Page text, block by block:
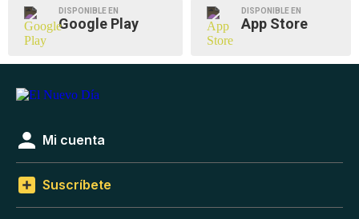
DISPONIBLE EN
Google Play
DISPONIBLE EN
App Store
Mi cuenta
Suscríbete